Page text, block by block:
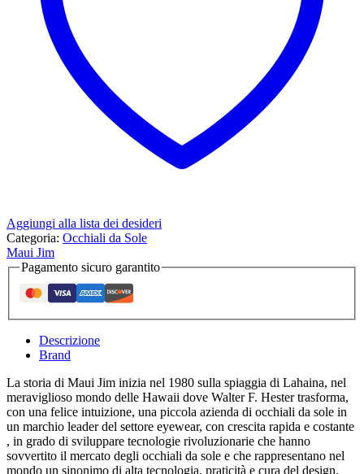
Aggiungi alla lista dei desideri
Categoria: Occhiali da Sole
Maui Jim
Pagamento sicuro garantito
Descrizione
Brand
La storia di Maui Jim inizia nel 1980 sulla spiaggia di Lahaina, nel
meraviglioso mondo delle Hawaii dove Walter F. Hester trasforma,
con una felice intuizione, una piccola azienda di occhiali da sole in
un marchio leader del settore eyewear, con crescita rapida e costante
, in grado di sviluppare tecnologie rivoluzionarie che hanno
sovvertito il mercato degli occhiali da sole e che rappresentano nel
mondo un sinonimo di alta tecnologia, praticità e cura del design.